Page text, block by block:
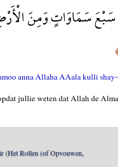
سَبْعَ سَمَاوَاتٍ وَمِنَ
anna Allaha AAala kulli
jullie weten dat Allah de
(Het Rollen (of Opvouwen,